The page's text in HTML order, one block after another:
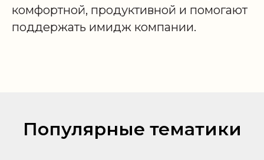
комфортной, продуктивной и помогают
поддержать имидж компании.
Популярные тематики